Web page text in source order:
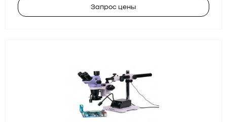
Запрос цены